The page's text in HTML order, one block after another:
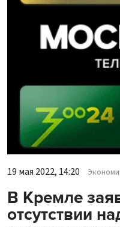
19 мая 2022, 14:20
В Кремле
отсутствии